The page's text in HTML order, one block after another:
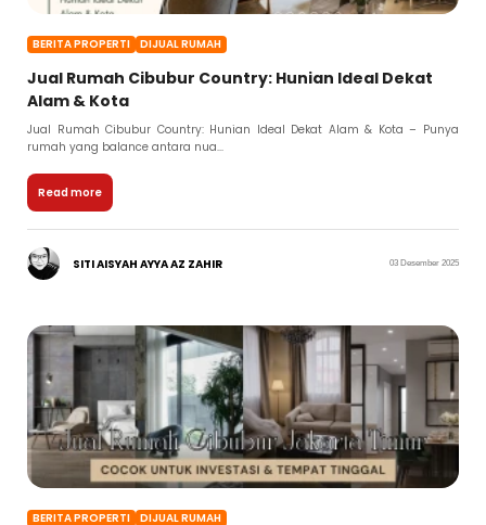
BERITA PROPERTI DIJUAL RUMAH
Jual Rumah Cibubur Country: Hunian Ideal Dekat
Alam & Kota
Jual Rumah Cibubur Country: Hunian Ideal Dekat Alam & Kota – Punya
rumah yang balance antara nua...
Read more
SITI AISYAH AYYA AZ ZAHIR 03 Desember 2025
BERITA PROPERTI DIJUAL RUMAH